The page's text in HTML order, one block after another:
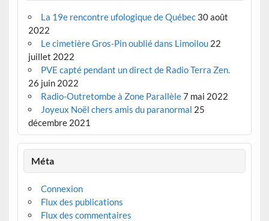
La 19e rencontre ufologique de Québec 30 août
2022
Le cimetière Gros-Pin oublié dans Limoilou 22
juillet 2022
PVE capté pendant un direct de Radio Terra Zen.
26 juin 2022
Radio-Outretombe à Zone Parallèle7 mai 2022
Joyeux Noël chers amis du paranormal 25
décembre 2021
Méta
Connexion
Flux des publications
Flux des commentaires